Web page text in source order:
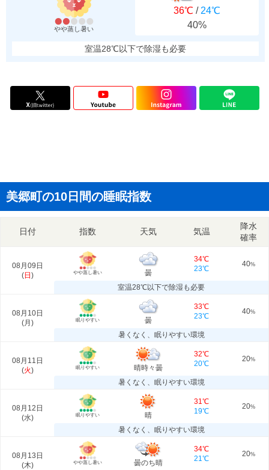
やや蒸し暑い
36℃ / 24℃
40%
室温28℃以下で除湿も必要
美郷町の10日間の睡眠指数
日付 指数 天気 気温
降水
確率
08月09日
(日 ) やや蒸し暑い 曇
34℃
23℃
40%
室温28℃以下で除湿も必要
08月10日
(月 ) 眠りやすい 曇
33℃
23℃
40%
暑くなく、眠りやすい環境
08月11日
(火) 眠りやすい 晴時々曇
32℃
20℃
20%
暑くなく、眠りやすい環境
08月12日
(水) 眠りやすい 晴
31℃
19℃
20%
暑くなく、眠りやすい環境
08月13日
(木) やや蒸し暑い 曇のち晴
34℃
21℃
20%